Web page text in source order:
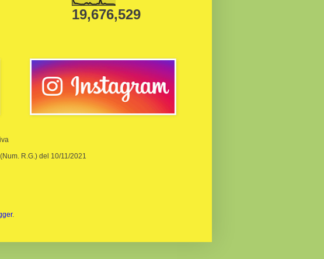
19,676,529
R.G.) del 10/11/2021
.